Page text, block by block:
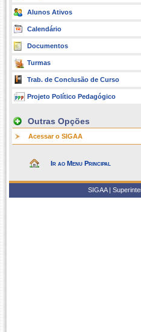
Alunos Ativos
Calendário
Documentos
Turmas
Trab. de Conclusão de Curso
Projeto Político Pedagógico
Outras Opções
Acessar o SIGAA
Ir ao Menu Principal
SIGAA |